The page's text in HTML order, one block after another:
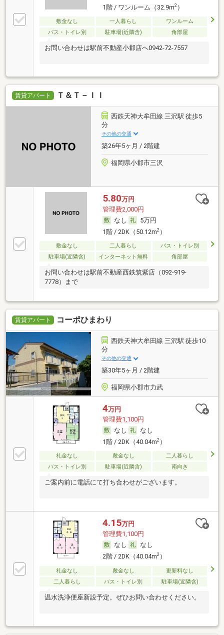
1階 / ワンルーム（32.9m2）
敷金なし 一人暮らし
ワンルーム
バス・トイレ別
駐車場(近隣含) 角部屋
お問い合わせは駅前不動産小郡店へ0942-72-7557
賃貸アパート Ｔ＆Ｔ－ＩＩ
西鉄天神大牟田線 三沢駅 徒歩5
分
その他の交通
築26年5ヶ月 / 2階建
福岡県小郡市三沢
5.80万円
管理費2,000円
なし
5万円
1階 / 2DK（50.12m2）
敷金なし 二人暮らし
バス・トイレ別
駐車場(近隣含)
インターネット無料 角部屋
お問い合わせは駅前不動産西鉄筑紫店（092-919-
7778）まで
賃貸アパート コーポひまわり
西鉄天神大牟田線 三沢駅 徒歩10
分
その他の交通
築30年5ヶ月 / 2階建
福岡県小郡市力武
4万円
管理費1,100円
なし
なし
1階 / 2DK（40.04m2）
礼金なし 敷金なし
二人暮らし
バス・トイレ別
駐車場(近隣含) 南向き
ご案内前に電話にて打ち合わせがございます。
4.15万円
管理費1,100円
なし
なし
2階 / 2DK（40.04m2）
礼金なし 敷金なし
更新料なし
二人暮らし
バス・トイレ別 駐車場(近隣含)
温水洗浄便座新設予定。ぜひお問い合わせください。